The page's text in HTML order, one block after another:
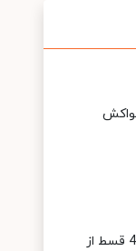
فرصت ویژه خرید طلا در 4 قسط از